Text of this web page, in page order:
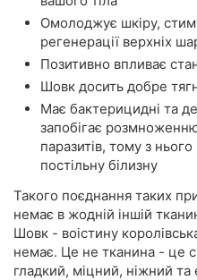
Омолоджує шкіру,
регенерації верхніх
Позитивно впливає
Шовк досить добре
Має бактерицидні та
запобігає
паразитів, тому з
постільну білизну
Такого поєднання таких
немає в жодній іншій
Шовк - воістину
немає. Це не тканина - це
гладкий, міцний, ніжний та